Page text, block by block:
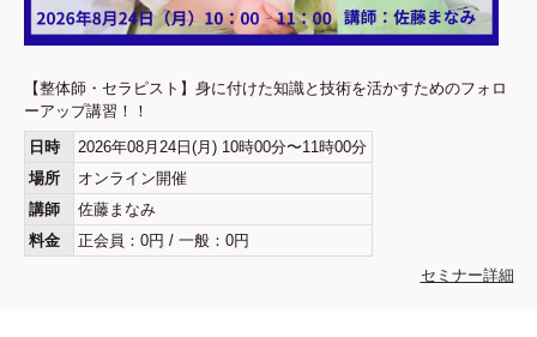
【整体師・セラピスト】身に付けた知識と技術を活かすためのフォロ
ーアップ講習！！
日時
2026年08月24日(月) 10時00分〜11時00分
場所
オンライン開催
講師
佐藤まなみ
料金
正会員：0円 / 一般：0円
セミナー詳細